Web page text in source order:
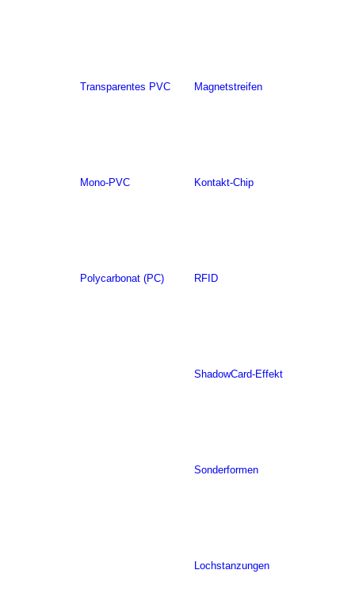
Transparentes PVC
Mono-PVC
Polycarbonat (PC)
Magnetstreifen
Kontakt-Chip
RFID
ShadowCard-Effekt
Sonderformen
Lochstanzungen